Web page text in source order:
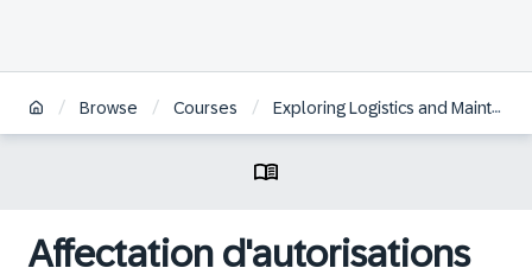
/ Browse / Courses / Exploring Logistics and Maintenance in SAP S/4HANA Defense & Security | FR
Affectation d'autorisations